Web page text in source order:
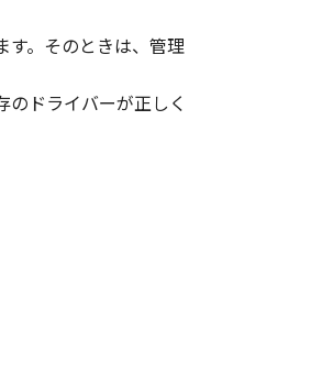
除してはな
、直接また
「本ソフ
とについ
す。そのときは、管理
ドライバーが正しく